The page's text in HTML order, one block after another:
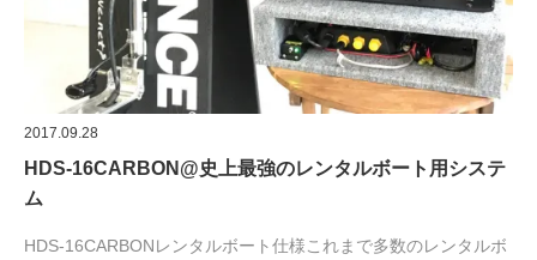
2017.09.28
HDS-16CARBON@史上最強のレンタルボート用システ
ム
HDS-16CARBONレンタルボート仕様これまで多数のレンタルボ